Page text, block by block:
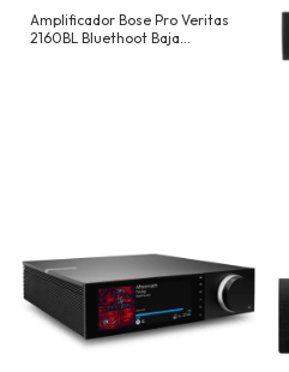
Amplificador Bose Pro Veritas
2160BL Bluethoot Baja